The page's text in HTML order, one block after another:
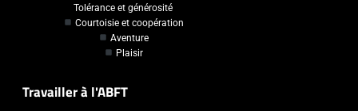
Tolérance et générosité
Courtoisie et coopération
Aventure
Plaisir
Travailler à l'ABFT